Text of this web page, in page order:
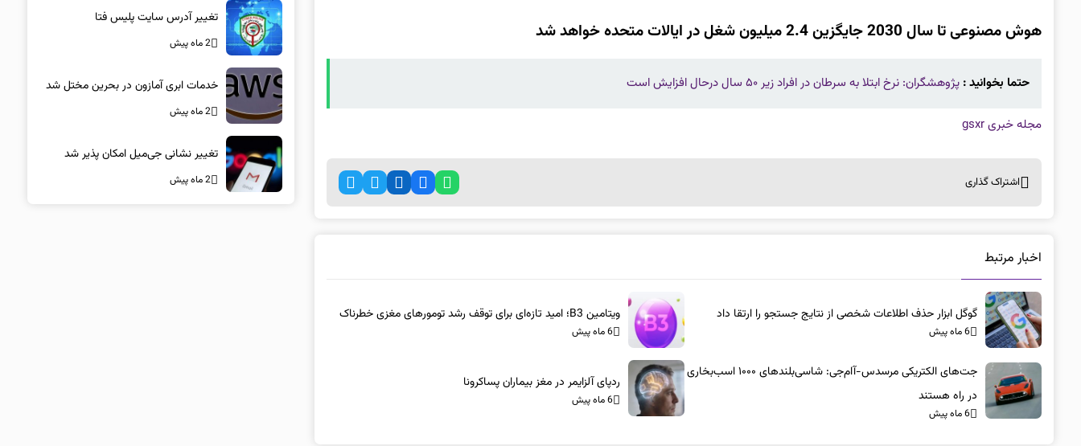
هوش مصنوعی تا سال 2030 جایگزین 2.4 میلیون شغل در ایالات متحده خواهد شد
حتما بخوانید : پژوهشگران: نرخ ابتلا به سرطان در افراد زیر ۵۰ سال درحال افزایش است
مجله خبری gsxr
اشتراک گذاری
اخبار مرتبط
گوگل ابزار حذف اطلاعات شخصی از نتایج جستجو را ارتقا داد
6 ماه پیش
ویتامین B3؛ امید تازه‌ای برای توقف رشد تومورهای مغزی خطرناک
6 ماه پیش
جت‌های الکتریکی مرسدس-آام‌جی: شاسی‌بلندهای ۱۰۰۰ اسب‌بخاری
در راه هستند
6 ماه پیش
ردپای آلزایمر در مغز بیماران پساکرونا
6 ماه پیش
تغییر آدرس سایت پلیس فتا
2 ماه پیش
خدمات ابری آمازون در بحرین مختل شد
2 ماه پیش
تغییر نشانی جی‌میل امکان پذیر شد
2 ماه پیش